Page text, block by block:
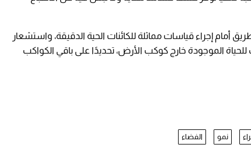
أمام إجراء قياسات مماثلة للكائنات الحية الدقيقة، واستشعار
الموجودة خارج كوكب الأرض، تحديدًا على باقي الكواكب
نمو الفضاء